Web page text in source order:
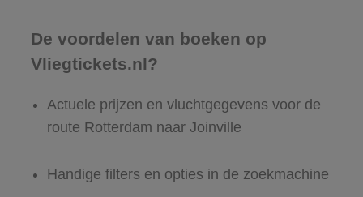
De voordelen van boeken op
Vliegtickets.nl?
Actuele prijzen en vluchtgegevens voor de
route Rotterdam naar Joinville
Handige filters en opties in de zoekmachine